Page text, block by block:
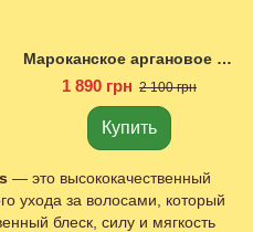
Мароканское аргановое масло 100 мл.
1 890 грн 2 100 грн
Купить
— это высококачественный
ухода за волосами, который
блеск, силу и мягкость